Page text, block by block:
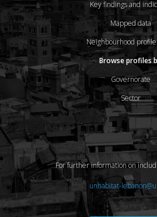
Key findings and
Mapped data
Neighbourhood
Browse profiles
Governorate
Sector
For further information on
unhabitat-